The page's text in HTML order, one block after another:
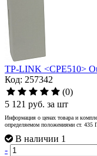
TP-LINK <CPE510>
Код: 257342
(0)
5 121 руб. за шт
Информация о ценах товара и
определяемом положениями ст. 435
В наличии 1
-